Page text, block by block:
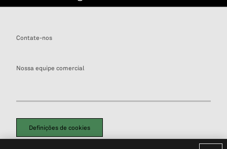
Contate-nos
Nossa equipe comercial
Definições de cookies